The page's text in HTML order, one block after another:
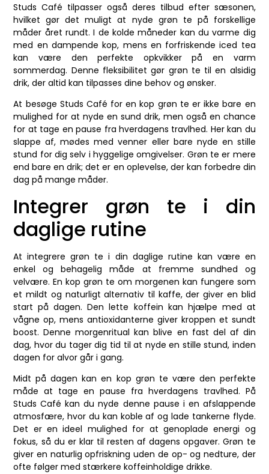
Studs Café tilpasser også deres tilbud efter sæsonen,
hvilket gør det muligt at nyde grøn te på forskellige
måder året rundt. I de kolde måneder kan du varme dig
med en dampende kop, mens en forfriskende iced tea
kan være den perfekte opkvikker på en varm
sommerdag. Denne fleksibilitet gør grøn te til en alsidig
drik, der altid kan tilpasses dine behov og ønsker.
At besøge Studs Café for en kop grøn te er ikke bare en
mulighed for at nyde en sund drik, men også en chance
for at tage en pause fra hverdagens travlhed. Her kan du
slappe af, mødes med venner eller bare nyde en stille
stund for dig selv i hyggelige omgivelser. Grøn te er mere
end bare en drik; det er en oplevelse, der kan forbedre din
dag på mange måder.
Integrer grøn te i din
daglige rutine
At integrere grøn te i din daglige rutine kan være en
enkel og behagelig måde at fremme sundhed og
velvære. En kop grøn te om morgenen kan fungere som
et mildt og naturligt alternativ til kaffe, der giver en blid
start på dagen. Den lette koffein kan hjælpe med at
vågne op, mens antioxidanterne giver kroppen et sundt
boost. Denne morgenritual kan blive en fast del af din
dag, hvor du tager dig tid til at nyde en stille stund, inden
dagen for alvor går i gang.
Midt på dagen kan en kop grøn te være den perfekte
måde at tage en pause fra hverdagens travlhed. På
Studs Café kan du nyde denne pause i en afslappende
atmosfære, hvor du kan koble af og lade tankerne flyde.
Det er en ideel mulighed for at genoplade energi og
fokus, så du er klar til resten af dagens opgaver. Grøn te
giver en naturlig opfriskning uden de op- og nedture, der
ofte følger med stærkere koffeinholdige drikke.